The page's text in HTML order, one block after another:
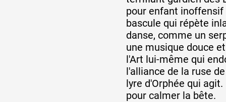
pour enfant inoffensif
bascule qui répète
danse, comme un
une musique douce
l'Art lui-même qui
l'alliance de la ruse
lyre d'Orphée qui
pour calmer la bête.